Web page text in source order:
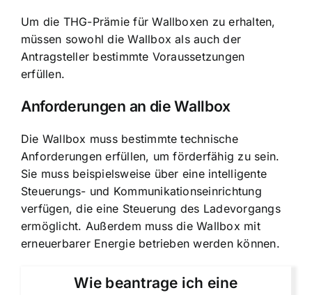
Um die THG-Prämie für Wallboxen zu erhalten,
müssen sowohl die Wallbox als auch der
Antragsteller bestimmte Voraussetzungen
erfüllen.
Anforderungen an die Wallbox
Die Wallbox muss bestimmte technische
Anforderungen erfüllen, um förderfähig zu sein.
Sie muss beispielsweise über eine intelligente
Steuerungs- und Kommunikationseinrichtung
verfügen, die eine Steuerung des Ladevorgangs
ermöglicht. Außerdem muss die Wallbox mit
erneuerbarer Energie betrieben werden können.
Wie beantrage ich eine